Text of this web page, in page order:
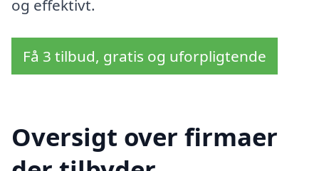
og effektivt.
Få 3 tilbud, gratis og uforpligtende
Oversigt over firmaer